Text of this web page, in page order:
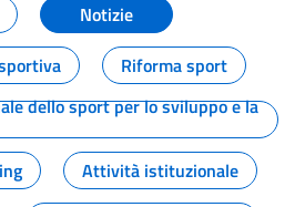
Notizie
Riforma sport
dello sport per lo sviluppo e la
Attività istituzionale